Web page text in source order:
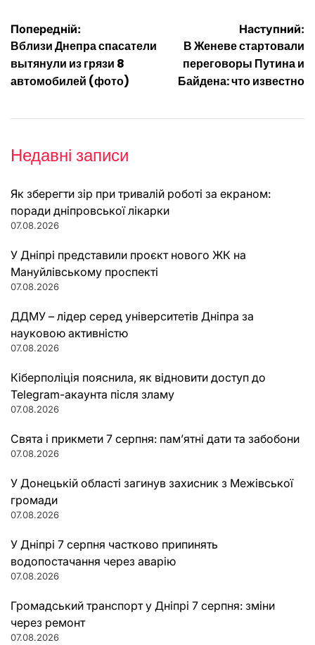
Навігація
записів
Попередній:
Вблизи Днепра спасатели
вытянули из грязи 8
автомобилей (фото)
Наступний:
В Женеве стартовали
переговоры Путина и
Байдена: что известно
Недавні записи
Як зберегти зір при тривалій роботі за екраном:
поради дніпровської лікарки
07.08.2026
У Дніпрі представили проєкт нового ЖК на
Мануйлівському проспекті
07.08.2026
ДДМУ – лідер серед університетів Дніпра за
науковою активністю
07.08.2026
Кіберполіція пояснила, як відновити доступ до
Telegram-акаунта після зламу
07.08.2026
Свята і прикмети 7 серпня: пам’ятні дати та забобони
07.08.2026
У Донецькій області загинув захисник з Межівської
громади
07.08.2026
У Дніпрі 7 серпня частково припинять
водопостачання через аварію
07.08.2026
Громадський транспорт у Дніпрі 7 серпня: зміни
через ремонт
07.08.2026